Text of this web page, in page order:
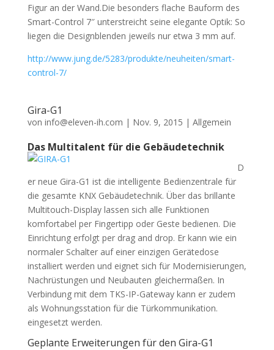
Figur an der Wand.Die besonders flache Bauform des
Smart-Control 7″ unterstreicht seine elegante Optik: So
liegen die Designblenden jeweils nur etwa 3 mm auf.
http://www.jung.de/5283/produkte/neuheiten/smart-
control-7/
Gira-G1
von info@eleven-ih.com | Nov. 9, 2015 | Allgemein
Das Multitalent für die Gebäudetechnik
D
er neue Gira-G1 ist die intelligente Bedienzentrale für
die gesamte KNX Gebäudetechnik. Über das brillante
Multitouch-Display lassen sich alle Funktionen
komfortabel per Fingertipp oder Geste bedienen. Die
Einrichtung erfolgt per drag and drop. Er kann wie ein
normaler Schalter auf einer einzigen Gerätedose
installiert werden und eignet sich für Modernisierungen,
Nachrüstungen und Neubauten gleichermaßen. In
Verbindung mit dem TKS-IP-Gateway kann er zudem
als Wohnungsstation für die Türkommunikation.
eingesetzt werden.
Geplante Erweiterungen für den Gira-G1